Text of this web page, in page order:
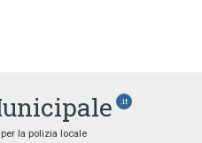
.it
per la polizia locale